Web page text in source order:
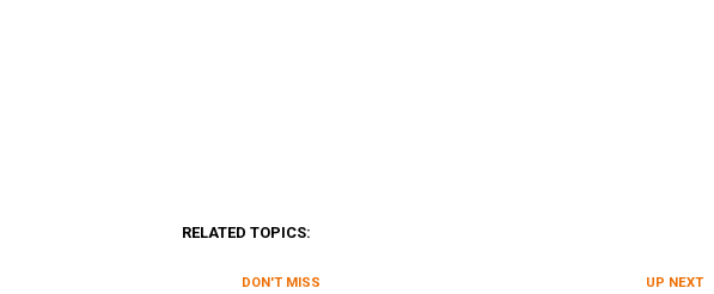
RELATED TOPICS:
UP NEXT
DON'T MISS